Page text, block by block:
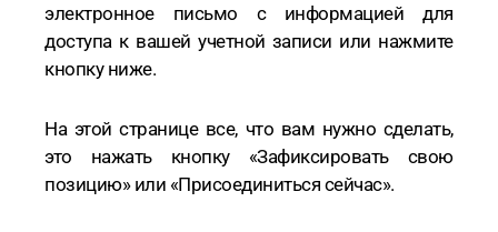
электронное письмо с информацией для
доступа к вашей учетной записи или нажмите
кнопку ниже.
На этой странице все, что вам нужно сделать,
это нажать кнопку «Зафиксировать свою
позицию» или «Присоединиться сейчас».